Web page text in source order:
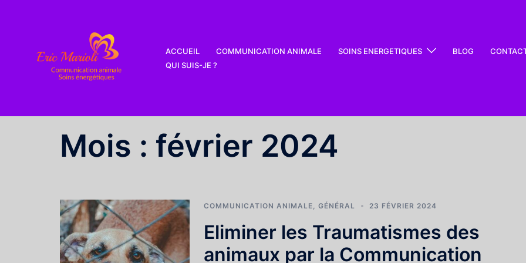
ACCUEIL COMMUNICATION ANIMALE SOINS ENERGETIQUES BLOG
QUI SUIS-JE ?
Mois : février 2024
COMMUNICATION ANIMALE ,GÉNÉRAL 23 FÉVRIER 2024
Eliminer les Traumatismes des
animaux par la Communication